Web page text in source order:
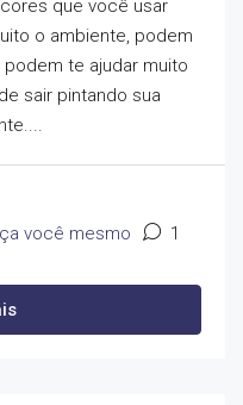
que você usar
o ambiente, podem
podem te ajudar muito
sair pintando sua
você mesmo 1